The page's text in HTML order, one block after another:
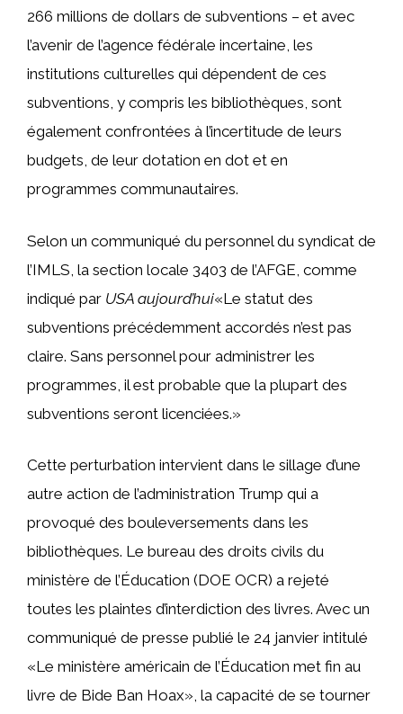
266 millions de dollars de subventions – et avec
l’avenir de l’agence fédérale incertaine, les
institutions culturelles qui dépendent de ces
subventions, y compris les bibliothèques, sont
également confrontées à l’incertitude de leurs
budgets, de leur dotation en dot et en
programmes communautaires.
Selon un communiqué du personnel du syndicat de
l’IMLS, la section locale 3403 de l’AFGE, comme
indiqué par USA aujourd’hui«Le statut des
subventions précédemment accordés n’est pas
claire. Sans personnel pour administrer les
programmes, il est probable que la plupart des
subventions seront licenciées.»
Cette perturbation intervient dans le sillage d’une
autre action de l’administration Trump qui a
provoqué des bouleversements dans les
bibliothèques. Le bureau des droits civils du
ministère de l’Éducation (DOE OCR) a rejeté
toutes les plaintes d’interdiction des livres. Avec un
communiqué de presse publié le 24 janvier intitulé
«Le ministère américain de l’Éducation met fin au
livre de Bide Ban Hoax», la capacité de se tourner